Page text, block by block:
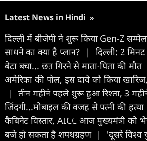
Latest News in Hindi »
दिल्ली में बीजेपी ने शुरू किया Gen-Z
साधने का क्या है प्लान?
|
दिल्ली: 2
बेटा बचा... छत गिरने से माता-पिता की मौत
अमेरिका की पोल, इस दावे को किया
|
तीन महीने पहले शुरू हुआ रिश्ता, 3
जिंदगी...मोबाइल की वजह से पत्नी की हत्या
कैबिनेट विस्तार, AICC आज मुख्यमंत्री को
बजे हो सकता है शपथग्रहण |
'दूसरे विश्व